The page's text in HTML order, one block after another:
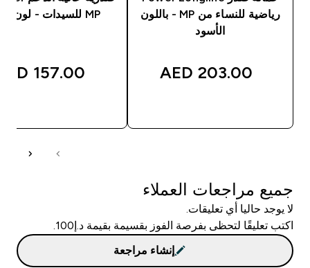
رياضية للنساء من MP - باللون
الأسود
203.00 AED‎
MP للسيدات - لون أسود
157.00 AED‎
جميع مراجعات العملاء
لا يوجد حاليا أي تعليقات.
اكتب تعليقًا لتحظى بفرصة الفوز بقسيمة بقيمة د.إ100.
إنشاء مراجعة